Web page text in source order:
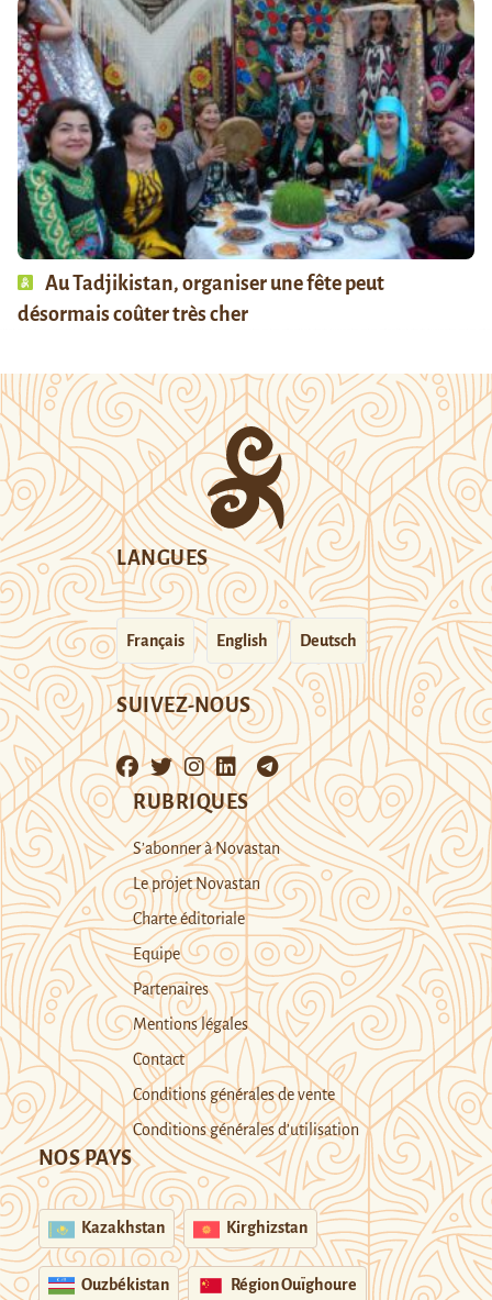
Au Tadjikistan, organiser une fête peut
désormais coûter très cher
LANGUES
Français English Deutsch
SUIVEZ-NOUS
RUBRIQUES
S’abonner à Novastan
Le projet Novastan
Charte éditoriale
Equipe
Partenaires
Mentions légales
Contact
Conditions générales de vente
Conditions générales d’utilisation
NOS PAYS
Kazakhstan Kirghizstan
Ouzbékistan Région Ouïghoure